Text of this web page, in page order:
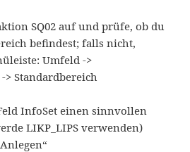
SQ02 auf und prüfe, ob du
befindest; falls nicht,
Umfeld ->
Standardbereich
InfoSet einen sinnvollen
LIKP_LIPS verwenden)